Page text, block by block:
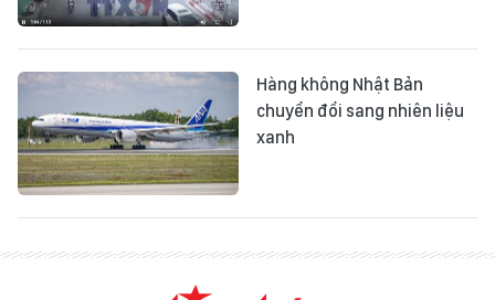
Hàng không Nhật Bản
chuyển đổi sang nhiên liệu
xanh